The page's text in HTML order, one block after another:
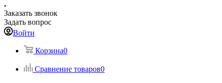
Заказать звонок
Задать вопрос
Войти
Корзина0
Сравнение товаров0